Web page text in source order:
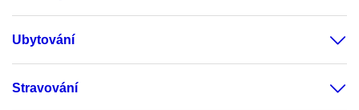
Ubytování
Stravování